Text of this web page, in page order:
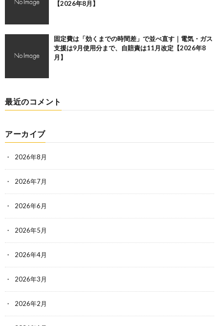
【2026年8月】
固定費は「効くまでの時間差」で並べ直す｜電気・ガス
支援は9月使用分まで、自賠責は11月改定【2026年8
月】
最近のコメント
アーカイブ
2026年8月
2026年7月
2026年6月
2026年5月
2026年4月
2026年3月
2026年2月